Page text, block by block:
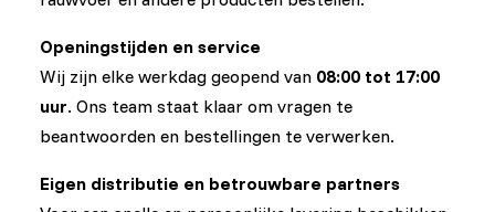
Openingstijden en service
Wij zijn elke werkdag geopend van 08:00 tot 17:00
uur. Ons team staat klaar om vragen te
beantwoorden en bestellingen te verwerken.
Eigen distributie en betrouwbare partners